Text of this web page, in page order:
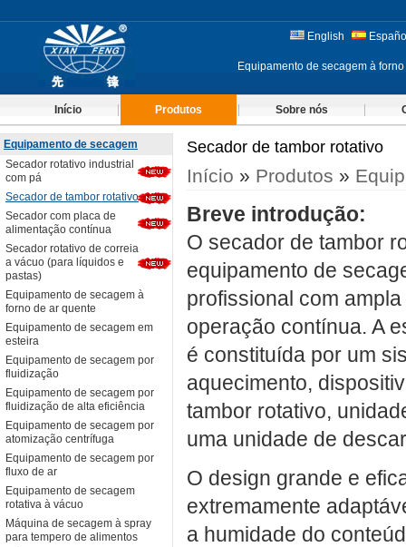
English
Equipamento de secagem à
Início Produtos Sobre nós
Equipamento de secagem
Secador rotativo industrial
com pá
Secador de tambor rotativo
Secador com placa de
alimentação contínua
Secador rotativo de correia
a vácuo (para líquidos e
pastas)
Equipamento de secagem à
forno de ar quente
Equipamento de secagem em
esteira
Equipamento de secagem por
fluidização
Equipamento de secagem por
fluidização de alta eficiência
Equipamento de secagem por
atomização centrífuga
Equipamento de secagem por
fluxo de ar
Equipamento de secagem
rotativa à vácuo
Máquina de secagem à spray
para tempero de alimentos
Secador de tambor rotativo
Início » Produtos »
Breve introdução:
O secador de tambor
equipamento de
profissional com
operação contínua. A
é constituída por um
aquecimento,
tambor rotativo,
uma unidade de
O design grande e
extremamente
a humidade do